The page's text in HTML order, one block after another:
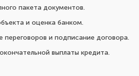
пакета документов.
и оценка банком.
и подписание договора.
выплаты кредита.